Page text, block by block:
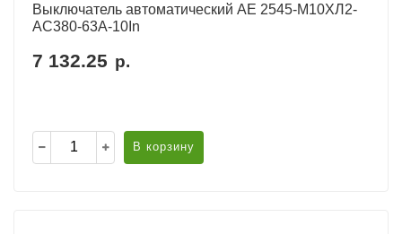
Выключатель автоматический АЕ 2545-М10ХЛ2-
AC380-63А-10In
7 132.25 р.
В корзину